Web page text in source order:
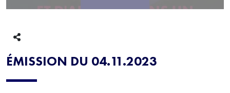
ÉMISSION DU 04.11.2023